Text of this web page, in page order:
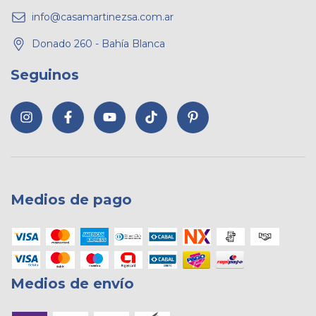
info@casamartinezsa.com.ar
Donado 260 - Bahía Blanca
Seguinos
Medios de pago
Medios de envío